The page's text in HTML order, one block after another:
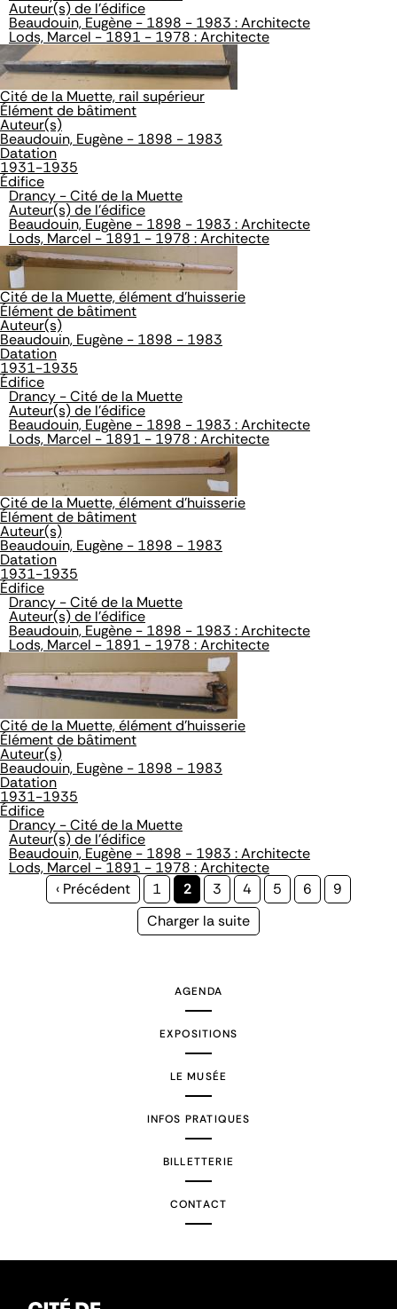
Auteur(s) de l'édifice
Beaudouin, Eugène - 1898 - 1983 : Architecte
Lods, Marcel - 1891 - 1978 : Architecte
Cité de la Muette, rail supérieur
Élément de bâtiment
Auteur(s)
Beaudouin, Eugène - 1898 - 1983
Datation
1931-1935
Édifice
Drancy - Cité de la Muette
Auteur(s) de l'édifice
Beaudouin, Eugène - 1898 - 1983 : Architecte
Lods, Marcel - 1891 - 1978 : Architecte
Cité de la Muette, élément d'huisserie
Élément de bâtiment
Auteur(s)
Beaudouin, Eugène - 1898 - 1983
Datation
1931-1935
Édifice
Drancy - Cité de la Muette
Auteur(s) de l'édifice
Beaudouin, Eugène - 1898 - 1983 : Architecte
Lods, Marcel - 1891 - 1978 : Architecte
Cité de la Muette, élément d'huisserie
Élément de bâtiment
Auteur(s)
Beaudouin, Eugène - 1898 - 1983
Datation
1931-1935
Édifice
Drancy - Cité de la Muette
Auteur(s) de l'édifice
Beaudouin, Eugène - 1898 - 1983 : Architecte
Lods, Marcel - 1891 - 1978 : Architecte
Cité de la Muette, élément d'huisserie
Élément de bâtiment
Auteur(s)
Beaudouin, Eugène - 1898 - 1983
Datation
1931-1935
Édifice
Drancy - Cité de la Muette
Auteur(s) de l'édifice
Beaudouin, Eugène - 1898 - 1983 : Architecte
Lods, Marcel - 1891 - 1978 : Architecte
Page
‹ Précédent Page
1
Page
courante
2 Page
3 Page
4 Page
5 Page
6 Page
9
Page
Charger la suite
AGENDA
EXPOSITIONS
LE MUSÉE
INFOS PRATIQUES
BILLETTERIE
CONTACT